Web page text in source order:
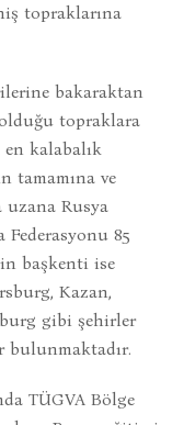
topraklarına
bakaraktan
topraklara
kalabalık
tamamına ve
uzana Rusya
85
başkenti ise
Kazan,
gibi şehirler
bulunmaktadır.
TÜGVA Bölge